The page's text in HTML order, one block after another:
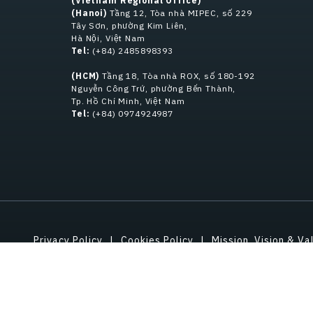
(Hanoi) Tầng 12, Tòa nhà MIPEC, số 229
Tây Sơn, phường Kim Liên,
Hà Nội, Việt Nam
Tel: (+84) 2485898393
(HCM) Tầng 18, Tòa nhà ROX, số 180-192
Nguyễn Công Trứ, phường Bến Thành,
Tp. Hồ Chí Minh, Việt Nam
Tel: (+84) 0974924987
Privacy Policy Cookies Policy Mission, Vision &